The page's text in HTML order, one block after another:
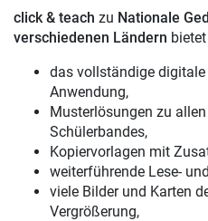
click & teach zu Nationale
verschiedenen Ländern
das vollständige
Anwendung,
Musterlösungen zu
Schülerbandes,
Kopiervorlagen mit
weiterführende Lese-
viele Bilder und Karten
Vergrößerung,